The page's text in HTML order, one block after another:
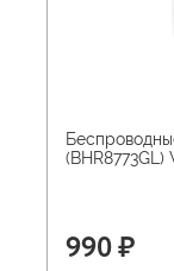
(BHR8773GL)
990 ₽